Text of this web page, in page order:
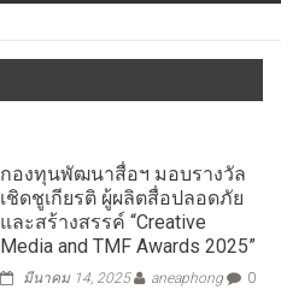
กองทุนพัฒนาสื่อฯ มอบรางวัล
เชิดชูเกียรติ ผู้ผลิตสื่อปลอดภัย
และสร้างสรรค์ “Creative
Media and TMF Awards 2025”
มีนาคม 14, 2025 aneaphong 0